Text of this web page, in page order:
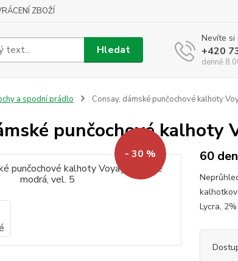
ZBOŽÍ
Hledat
Nevíte si
+420
denně
a spodní prádlo Consay, dámské punčochové kalhoty
punčochové kalhoty
- 30 % 60 den
Lycra,